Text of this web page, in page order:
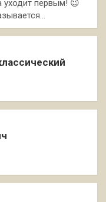
уходит первым! 😉